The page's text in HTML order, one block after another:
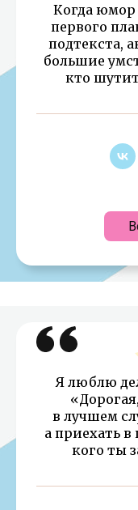
Когда
первого
подтекста,
большие
кто
Я люблю
в лучшем
а приехать в
кого ты